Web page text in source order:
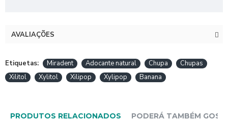
AVALIAÇÕES
Etiquetas: Miradent Adocante natural Chupa
Chupas
Xilitol
Xylitol Xilipop Xylipop Banana
PRODUTOS RELACIONADOS PODERÁ TAMBÉM